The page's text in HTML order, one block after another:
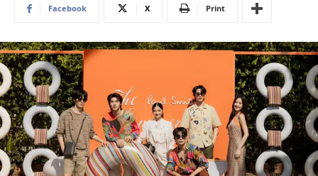
Facebook X Print